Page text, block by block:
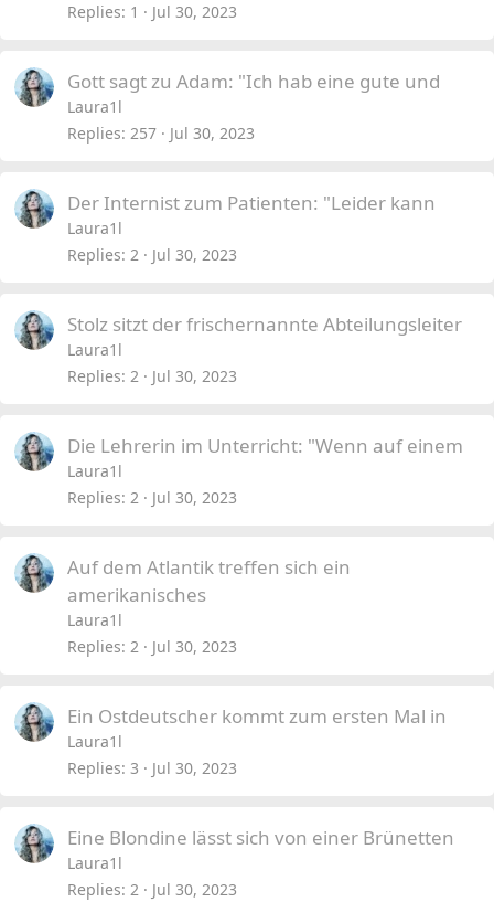
Replies 1 Jul 30, 2023
Gott sagt zu Adam: "Ich hab eine gute und
Laura1l
Replies 257 Jul 30, 2023
Der Internist zum Patienten: "Leider kann
Laura1l
Replies 2 Jul 30, 2023
Stolz sitzt der frischernannte Abteilungsleiter
Laura1l
Replies 2 Jul 30, 2023
Die Lehrerin im Unterricht: "Wenn auf einem
Laura1l
Replies 2 Jul 30, 2023
Auf dem Atlantik treffen sich ein
amerikanisches
Laura1l
Replies 2 Jul 30, 2023
Ein Ostdeutscher kommt zum ersten Mal in
Laura1l
Replies 3 Jul 30, 2023
Eine Blondine lässt sich von einer Brünetten
Laura1l
Replies 2 Jul 30, 2023